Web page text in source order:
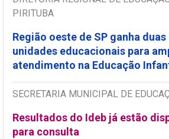
PIRITUBA
Região oeste de SP ganha duas
unidades educacionais para
atendimento na Educação
SECRETARIA MUNICIPAL DE
Resultados do Ideb já estão
para consulta